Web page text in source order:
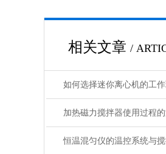
相关文章 /
如何选择迷你离心机的工